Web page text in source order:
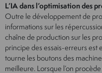
L’IA dans l’optimisation des
Outre le développement de
informations sur les
chaîne de production sur les
principe des essais-erreurs est
tourne les boutons des
meilleure. Lorsque l’on